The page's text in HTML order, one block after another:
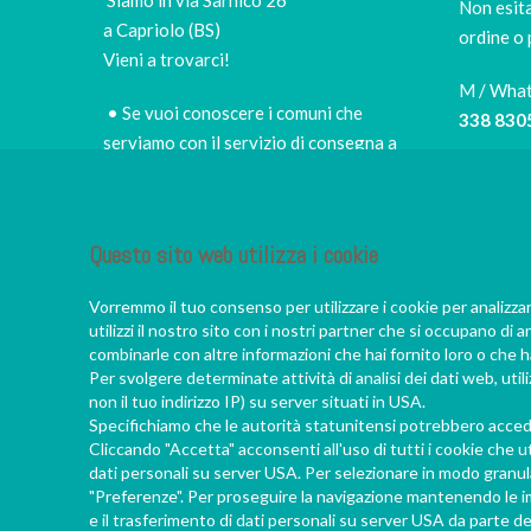
a Capriolo (BS)
Vieni a trovarci!
• Se vuoi conoscere i comuni che
serviamo con il servizio di consegna a
takeaway della zona
accogliete ristorante, a godere di un
vero convivio giapponese
• per scoprire da Francesco e dal suo
staff sempre nuove e appassionanti
chicche sul mondo nipponico
Non
ordine o
M /
338
Questo sito web utilizza i cookie
Vorremmo il tuo consenso per utilizzare i cookie per
utilizzi il nostro sito con i nostri partner che si occupano di
combinarle con altre informazioni che hai fornito loro o che
Per svolgere determinate attività di analisi dei dati web,
non il tuo indirizzo IP) su server situati in USA.
Specifichiamo che le autorità statunitensi potrebbero
Cliccando "Accetta" acconsenti all'uso di tutti i cookie che
dati personali su server USA. Per selezionare in modo
"Preferenze". Per proseguire la navigazione mantenendo
e il trasferimento di dati personali su server USA da parte